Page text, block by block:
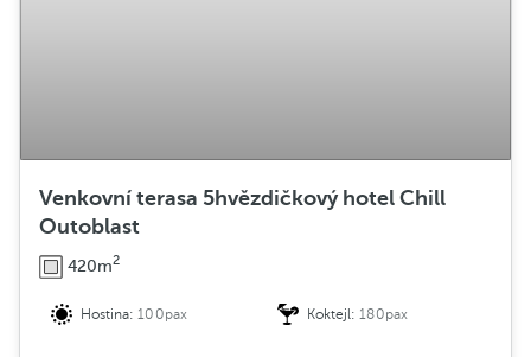
Venkovní terasa 5hvězdičkový hotel Chill
Outoblast
420m2
Hostina:100pax Koktejl:180pax